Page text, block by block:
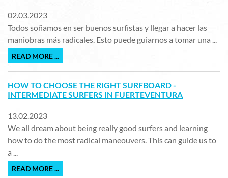
02.03.2023
Todos soñamos en ser buenos surfistas y llegar a hacer las
maniobras más radicales. Esto puede guiarnos a tomar una ...
READ MORE ...
HOW TO CHOOSE THE RIGHT SURFBOARD -
INTERMEDIATE SURFERS IN FUERTEVENTURA
13.02.2023
We all dream about being really good surfers and learning
how to do the most radical maneouvers. This can guide us to
a ...
READ MORE ...